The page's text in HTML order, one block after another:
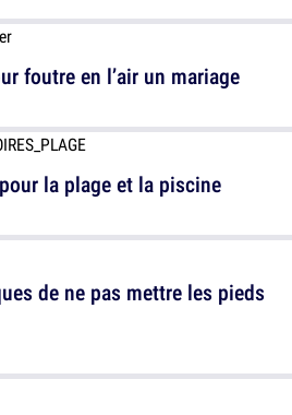
foutre en l’air un mariage
de ne pas mettre les pieds
la plage et la piscine